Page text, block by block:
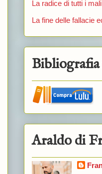
La radice di tutti i
La fine delle fallacie
Araldo di